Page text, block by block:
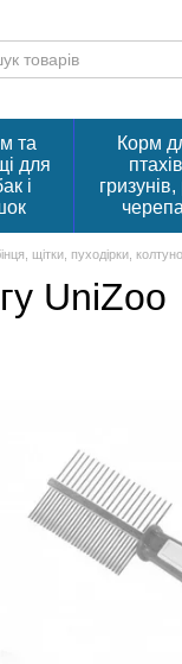
та
для
і
Корм
щітки, пуходірки,
UniZoo